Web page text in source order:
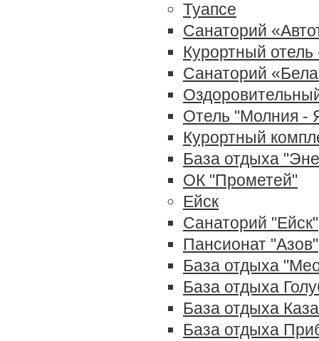
Туапсе
Санаторий
Курортный
Санаторий
Отель "Молния -
Курортный
База отдыха
ОК "Прометей"
Ейск
Санаторий "Ейск"
Пансионат "Азов"
База отдыха
База отдыха
База отдыха
База отдыха